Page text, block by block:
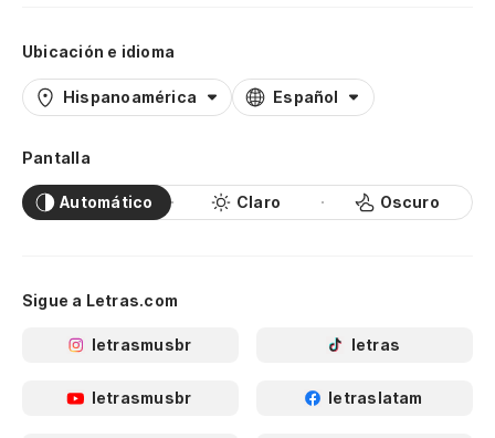
Ubicación e idioma
Hispanoamérica Español
Pantalla
Automático Claro Oscuro
Sigue a Letras.com
letrasmusbr letras
letrasmusbr letraslatam